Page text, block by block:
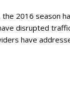
2016 season
disrupted
have